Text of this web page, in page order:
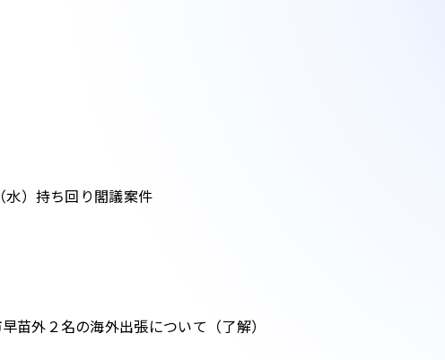
）持ち回り閣議案件
苗外２名の海外出張について（了解）